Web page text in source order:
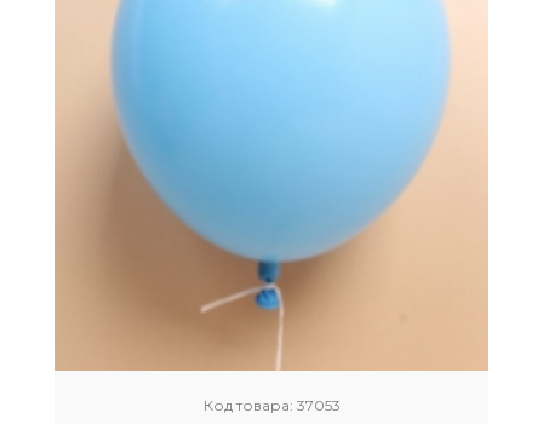
Код товара: 37053